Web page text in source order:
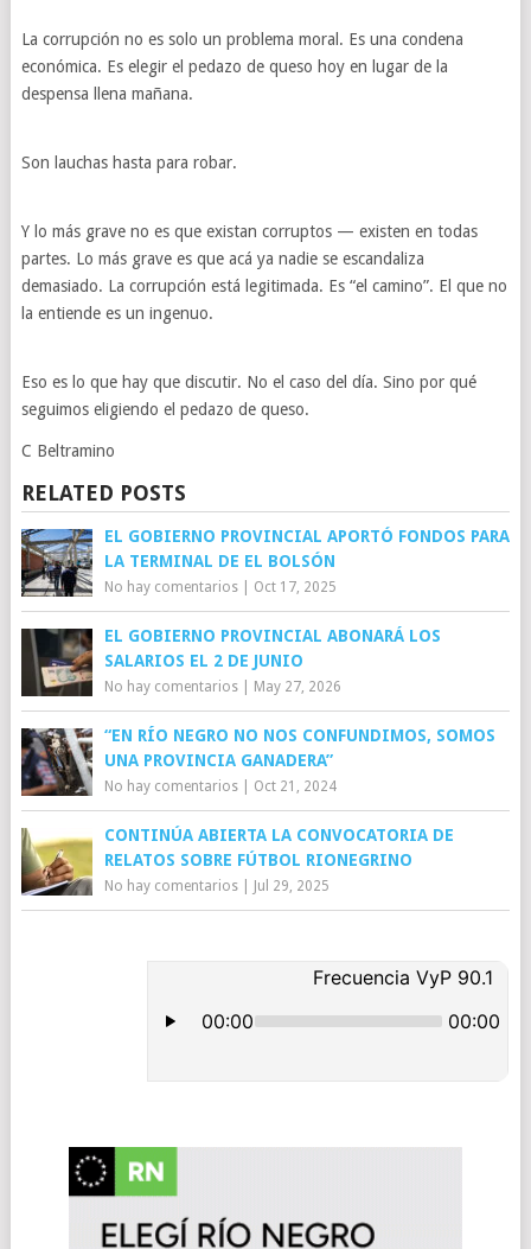
La corrupción no es solo un problema moral. Es una condena
económica. Es elegir el pedazo de queso hoy en lugar de la
despensa llena mañana.
Son lauchas hasta para robar.
Y lo más grave no es que existan corruptos — existen en todas
partes. Lo más grave es que acá ya nadie se escandaliza
demasiado. La corrupción está legitimada. Es “el camino”. El que no
la entiende es un ingenuo.
Eso es lo que hay que discutir. No el caso del día. Sino por qué
seguimos eligiendo el pedazo de queso.
C Beltramino
RELATED POSTS
EL GOBIERNO PROVINCIAL APORTÓ FONDOS PARA
LA TERMINAL DE EL BOLSÓN
No hay comentarios| Oct 17, 2025
EL GOBIERNO PROVINCIAL ABONARÁ LOS
SALARIOS EL 2 DE JUNIO
No hay comentarios| May 27, 2026
“EN RÍO NEGRO NO NOS CONFUNDIMOS, SOMOS
UNA PROVINCIA GANADERA”
No hay comentarios| Oct 21, 2024
CONTINÚA ABIERTA LA CONVOCATORIA DE
RELATOS SOBRE FÚTBOL RIONEGRINO
No hay comentarios| Jul 29, 2025